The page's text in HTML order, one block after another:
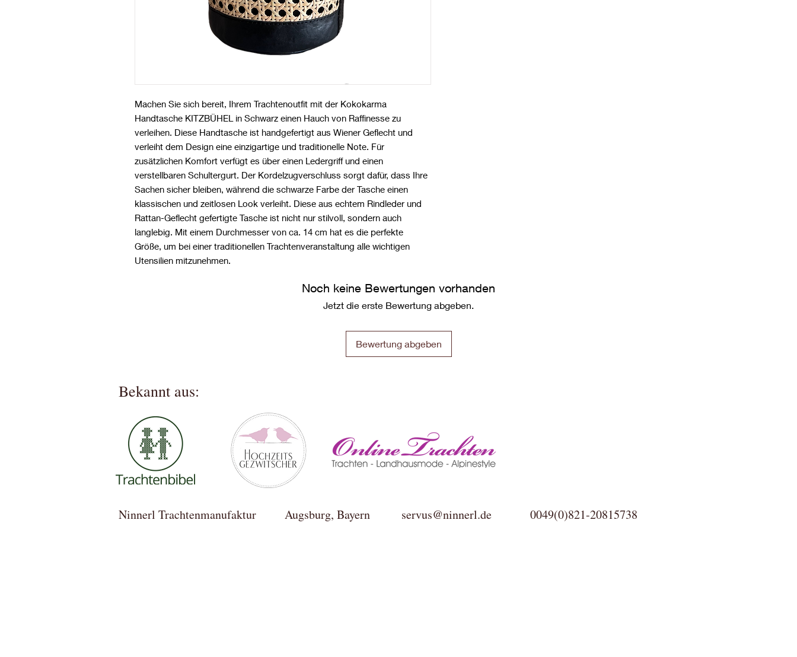
Machen Sie sich bereit, Ihrem Trachtenoutfit mit der Kokokarma
Handtasche KITZBÜHEL in Schwarz einen Hauch von Raffinesse zu
verleihen. Diese Handtasche ist handgefertigt aus Wiener Geflecht und
verleiht dem Design eine einzigartige und traditionelle Note. Für
zusätzlichen Komfort verfügt es über einen Ledergriff und einen
verstellbaren Schultergurt. Der Kordelzugverschluss sorgt dafür, dass Ihre
Sachen sicher bleiben, während die schwarze Farbe der Tasche einen
klassischen und zeitlosen Look verleiht. Diese aus echtem Rindleder und
Rattan-Geflecht gefertigte Tasche ist nicht nur stilvoll, sondern auch
langlebig. Mit einem Durchmesser von ca. 14 cm hat es die perfekte
Größe, um bei einer traditionellen Trachtenveranstaltung alle wichtigen
Utensilien mitzunehmen.
Noch keine Bewertungen vorhanden
Jetzt die erste Bewertung abgeben.
Bewertung abgeben
Bekannt aus:
Ninnerl Trachtenmanufaktur Augsburg, Bayern servus@ninnerl.de 0049(0)821-20815738